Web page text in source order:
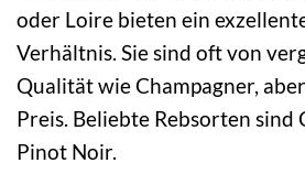
oder Loire bieten ein
Verhältnis. Sie sind oft von
Qualität wie Champagner,
Preis. Beliebte Rebsorten sind
Pinot Noir.